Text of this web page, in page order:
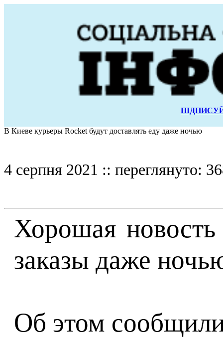
В Киеве курьеры Rocket будут доставлять еду даже ночью
4 серпня 2021 :: переглянуто:
Хорошая
заказы даже
Об этом